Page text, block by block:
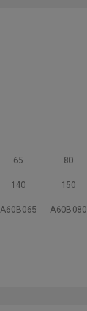
65 80
140 150
A60B065 A60B080